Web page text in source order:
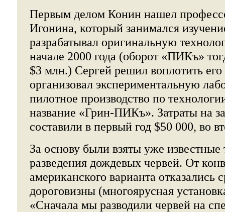
Первым делом Конин нашел
Игонина, который занимался
разрабатывал оригинальную
начале 2000 года (оборот «ПИКъ»
$3 млн.) Сергей решил воплотить
организовал экспериментальную
пилотное производство по
название «Грин-ПИКъ». Затраты на
составили в первый год $50 000, во
За основу были взяты уже известные
разведения дождевых червей. От
американского варианта отказались
дороговизны (многоярусная
«Сначала мы разводили червей на